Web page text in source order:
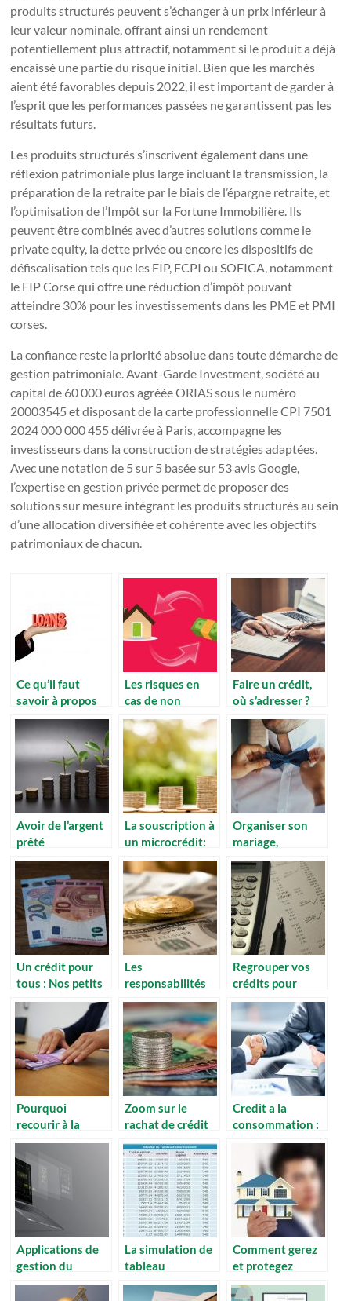
produits structurés peuvent s’échanger à un prix inférieur à
leur valeur nominale, offrant ainsi un rendement
potentiellement plus attractif, notamment si le produit a déjà
encaissé une partie du risque initial. Bien que les marchés
aient été favorables depuis 2022, il est important de garder à
l’esprit que les performances passées ne garantissent pas les
résultats futurs.
Les produits structurés s’inscrivent également dans une
réflexion patrimoniale plus large incluant la transmission, la
préparation de la retraite par le biais de l’épargne retraite, et
l’optimisation de l’Impôt sur la Fortune Immobilière. Ils
peuvent être combinés avec d’autres solutions comme le
private equity, la dette privée ou encore les dispositifs de
défiscalisation tels que les FIP, FCPI ou SOFICA, notamment
le FIP Corse qui offre une réduction d’impôt pouvant
atteindre 30% pour les investissements dans les PME et PMI
corses.
La confiance reste la priorité absolue dans toute démarche de
gestion patrimoniale. Avant-Garde Investment, société au
capital de 60 000 euros agréée ORIAS sous le numéro
20003545 et disposant de la carte professionnelle CPI 7501
2024 000 000 455 délivrée à Paris, accompagne les
investisseurs dans la construction de stratégies adaptées.
Avec une notation de 5 sur 5 basée sur 53 avis Google,
l’expertise en gestion privée permet de proposer des
solutions sur mesure intégrant les produits structurés au sein
d’une allocation diversifiée et cohérente avec les objectifs
patrimoniaux de chacun.
Ce qu’il faut
savoir à propos
des prêts
Les risques en
cas de non
remboursement
d’un crédit à la
consommation
Faire un crédit,
où s’adresser ?
Avoir de l’argent
prêté
rapidement, c’est
possible ?
La souscription à
un microcrédit:
quelle
procédure?
Organiser son
mariage,
comment le
payer ?
Un crédit pour
tous : Nos petits
conseils
Les
responsabilités
des partis dans
un contrat de
crédit
Regrouper vos
crédits pour
diminuer vos
échéances
Pourquoi
recourir à la
restructuration
de crédit ?
Zoom sur le
rachat de crédit
avec trésorerie
Credit a la
consommation :
les points a
savoirs
Applications de
gestion du
budget familial –
La simulation de
tableau
d’amortissement
Comment gerez
et protegez
efficacement sa